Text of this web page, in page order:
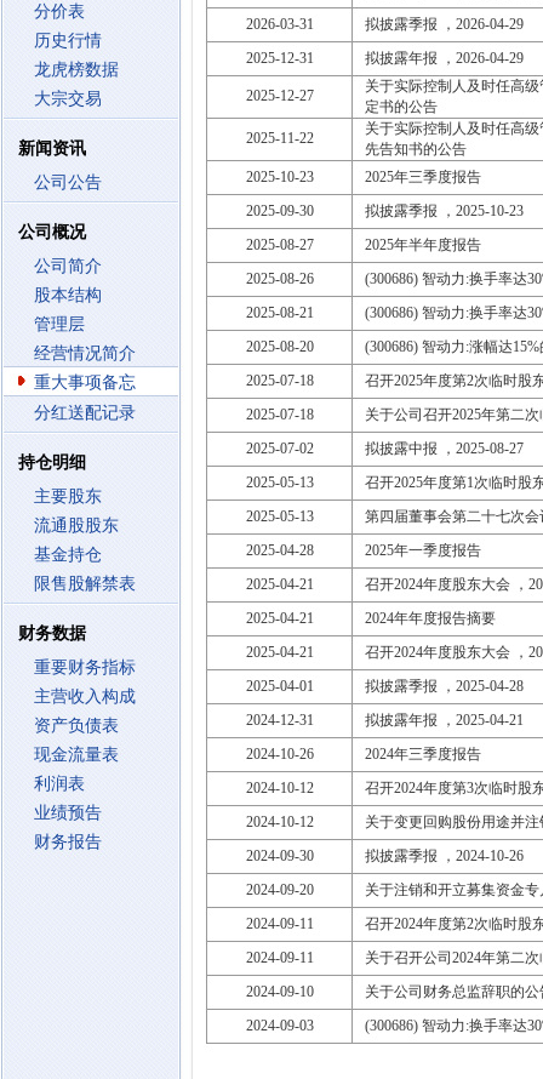
分价表
历史行情
龙虎榜数据
大宗交易
新闻资讯
公司公告
公司概况
公司简介
股本结构
管理层
经营情况简介
重大事项备忘
分红送配记录
持仓明细
主要股东
流通股股东
基金持仓
限售股解禁表
财务数据
重要财务指标
主营收入构成
资产负债表
现金流量表
利润表
业绩预告
财务报告
2026-03-31
拟披露季报 ，2026-04-29
2025-12-31
拟披露年报 ，2026-04-29
2025-12-27
关于实际控制人及时任高
定书的公告
2025-11-22
关于实际控制人及时任高
先告知书的公告
2025-10-23
2025年三季度报告
2025-09-30
拟披露季报 ，2025-10-23
2025-08-27
2025年半年度报告
2025-08-26
(300686) 智动力:换手率达
2025-08-21
(300686) 智动力:换手率达
2025-08-20
(300686) 智动力:涨幅达
2025-07-18
召开2025年度第2次临时股
2025-07-18
关于公司召开2025年第二
2025-07-02
拟披露中报 ，2025-08-27
2025-05-13
召开2025年度第1次临时股
2025-05-13
第四届董事会第二十七次
2025-04-28
2025年一季度报告
2025-04-21
召开2024年度股东大会 ，
2025-04-21
2024年年度报告摘要
2025-04-21
召开2024年度股东大会 ，
2025-04-01
拟披露季报 ，2025-04-28
2024-12-31
拟披露年报 ，2025-04-21
2024-10-26
2024年三季度报告
2024-10-12
召开2024年度第3次临时股
2024-10-12
关于变更回购股份用途并
2024-09-30
拟披露季报 ，2024-10-26
2024-09-20
关于注销和开立募集资金
2024-09-11
召开2024年度第2次临时股
2024-09-11
关于召开公司2024年第二
2024-09-10
关于公司财务总监辞职的公
2024-09-03
(300686) 智动力:换手率达